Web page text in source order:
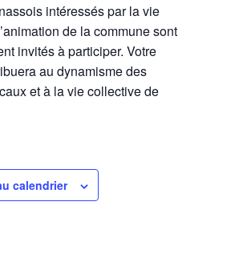
intéressés par la vie
de la commune sont
invités à participer. Votre
au dynamisme des
et à la vie collective de
calendrier